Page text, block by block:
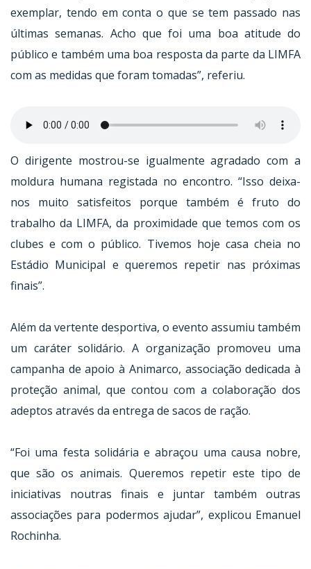
exemplar, tendo em conta o que se tem passado nas
últimas semanas. Acho que foi uma boa atitude do
público e também uma boa resposta da parte da LIMFA
com as medidas que foram tomadas”, referiu.
O dirigente mostrou-se igualmente agradado com a
moldura humana registada no encontro. “Isso deixa-
nos muito satisfeitos porque também é fruto do
trabalho da LIMFA, da proximidade que temos com os
clubes e com o público. Tivemos hoje casa cheia no
Estádio Municipal e queremos repetir nas próximas
finais”.
Além da vertente desportiva, o evento assumiu também
um caráter solidário. A organização promoveu uma
campanha de apoio à Animarco, associação dedicada à
proteção animal, que contou com a colaboração dos
adeptos através da entrega de sacos de ração.
“Foi uma festa solidária e abraçou uma causa nobre,
que são os animais. Queremos repetir este tipo de
iniciativas noutras finais e juntar também outras
associações para podermos ajudar”, explicou Emanuel
Rochinha.